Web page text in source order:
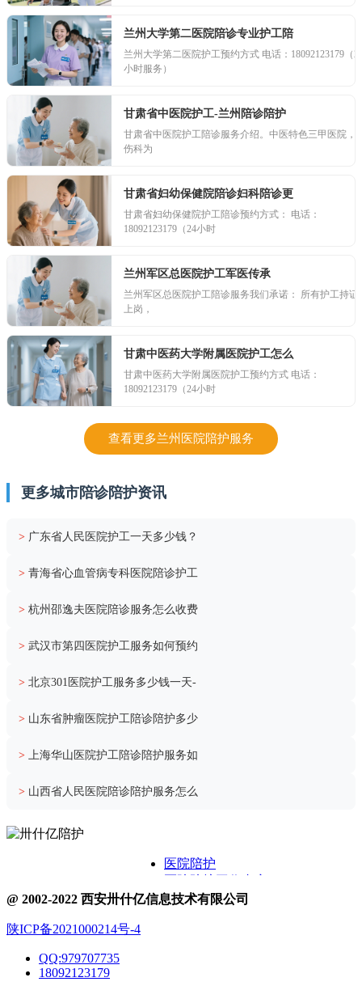
兰州大学第二医院陪诊专业护工陪
兰州大学第二医院护工预约方式 电话：18092123179（
小时服务）
甘肃省中医院护工-兰州陪诊陪护
甘肃省中医院护工陪诊服务介绍。中医特色三甲医院，
伤科为
甘肃省妇幼保健院陪诊妇科陪诊更
甘肃省妇幼保健院护工陪诊预约方式： 电话：
18092123179（24小时
兰州军区总医院护工军医传承
兰州军区总医院护工陪诊服务我们承诺： 所有护工持证
上岗，
甘肃中医药大学附属医院护工怎么
甘肃中医药大学附属医院护工预约方式 电话：
18092123179（24小时
查看更多兰州医院陪护服务
更多城市陪诊陪护资讯
> 广东省人民医院护工一天多少钱？
> 青海省心血管病专科医院陪诊护工
> 杭州邵逸夫医院陪诊服务怎么收费
> 武汉市第四医院护工服务如何预约
> 北京301医院护工服务多少钱一天-
> 山东省肿瘤医院护工陪诊陪护多少
> 上海华山医院护工陪诊陪护服务如
> 山西省人民医院陪诊陪护服务怎么
医院陪护
关于卅什亿
@ 2002-2022 西安卅什亿信息技术有限公司
陕ICP备2021000214号-4
QQ:979707735
18092123179